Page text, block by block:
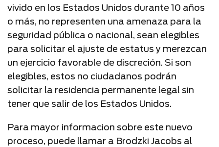
vivido en los Estados Unidos durante 10 años
o más, no representen una amenaza para la
seguridad pública o nacional, sean elegibles
para solicitar el ajuste de estatus y merezcan
un ejercicio favorable de discreción. Si son
elegibles, estos no ciudadanos podrán
solicitar la residencia permanente legal sin
tener que salir de los Estados Unidos.
Para mayor informacion sobre este nuevo
proceso, puede llamar a Brodzki Jacobs al